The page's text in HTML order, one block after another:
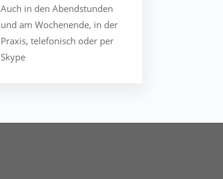
Auch in den Abendstunden
und am Wochenende, in der
Praxis, telefonisch oder per
Skype